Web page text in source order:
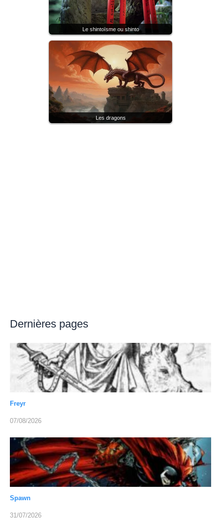
Le shintoïsme ou shinto
Les dragons
Dernières pages
Freyr
07/08/2026
Spawn
31/07/2026